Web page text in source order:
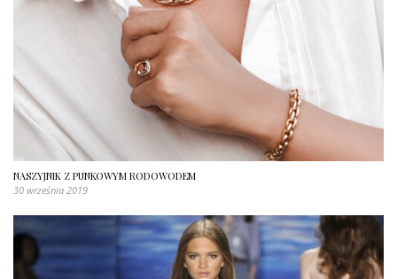
NASZYJNIK Z PUNKOWYM RODOWODEM
30 września 2019